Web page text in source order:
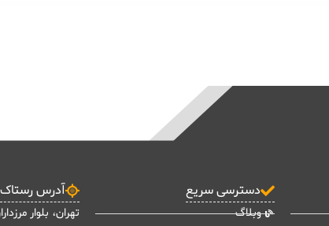
دسترسی سریع
وبلاگ
آدرس رستاک
تهران، بلوار